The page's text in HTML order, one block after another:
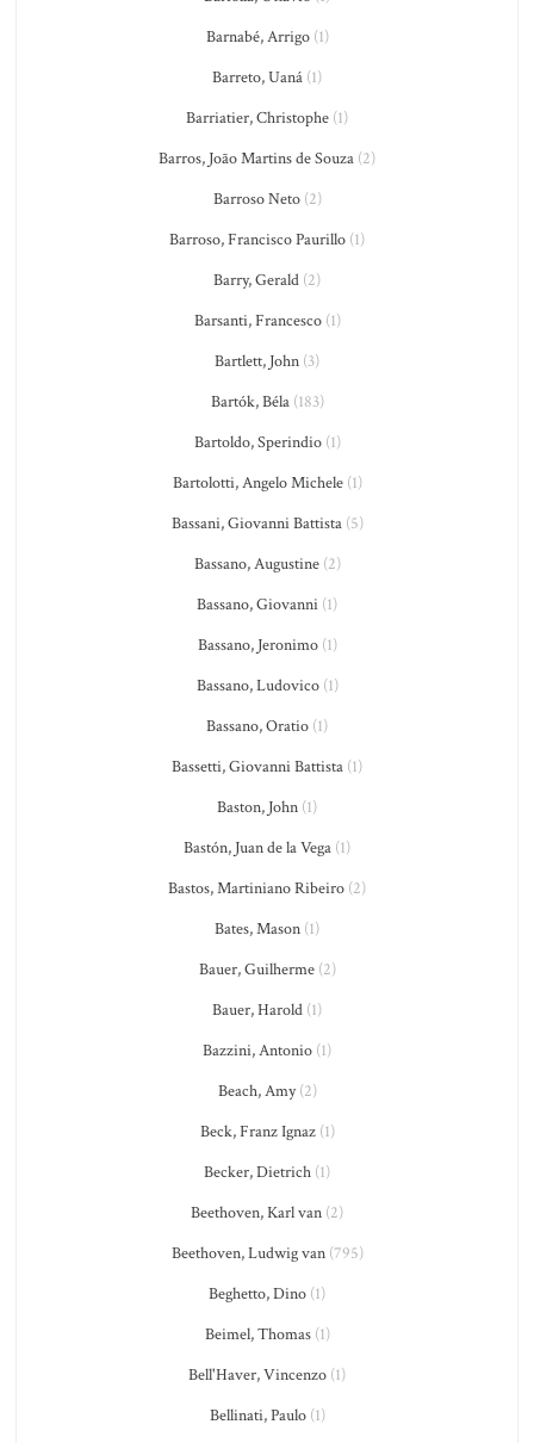
Barnabé, Arrigo(1)
Barreto, Uaná (1)
Barriatier, Christophe (1)
Barros, João Martins de Souza (2)
Barroso Neto(2)
Barroso, Francisco Paurillo (1)
Barry, Gerald (2)
Barsanti, Francesco(1)
Bartlett, John (3)
Bartók, Béla(183)
Bartoldo, Sperindio(1)
Bartolotti, Angelo Michele(1)
Bassani, Giovanni Battista(5)
Bassano, Augustine(2)
Bassano, Giovanni (1)
Bassano, Jeronimo(1)
Bassano, Ludovico(1)
Bassano, Oratio (1)
Bassetti, Giovanni Battista (1)
Baston, John (1)
Bastón, Juan de la Vega (1)
Bastos, Martiniano Ribeiro (2)
Bates, Mason (1)
Bauer, Guilherme(2)
Bauer, Harold (1)
Bazzini, Antonio (1)
Beach, Amy(2)
Beck, Franz Ignaz(1)
Becker, Dietrich (1)
Beethoven, Karl van (2)
Beethoven, Ludwig van(795)
Beghetto, Dino (1)
Beimel, Thomas(1)
Bell'Haver, Vincenzo (1)
Bellinati, Paulo(1)